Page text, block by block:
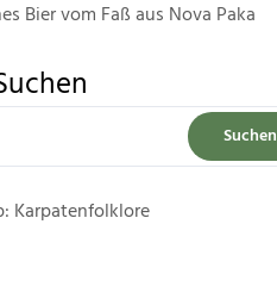
Bier vom Faß aus Nova Paka
Suchen
Karpatenfolklore